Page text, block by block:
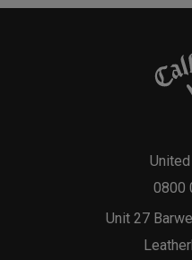
Unit 27
0800